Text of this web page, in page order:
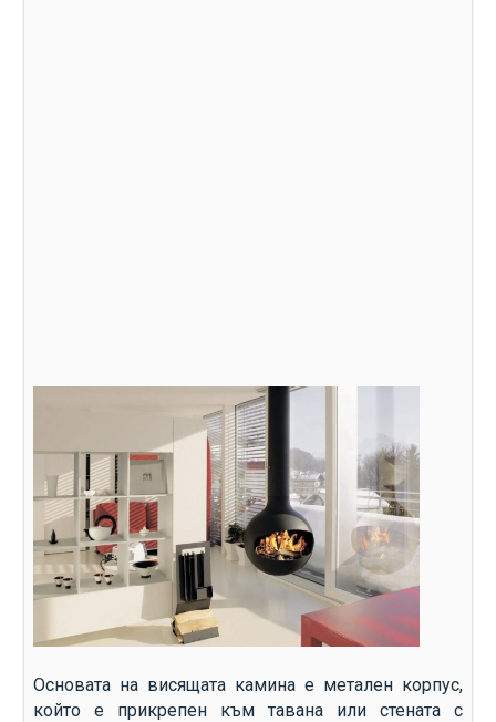
Основата на висящата камина е метален корпус,
който е прикрепен към тавана или стената с